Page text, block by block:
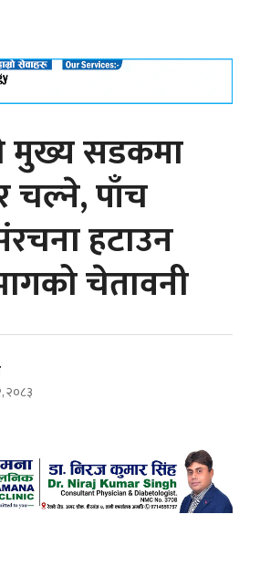
मुख्य सडकमा
चल्ने, पाँच
हटाउन
चेतावनी
२०८३